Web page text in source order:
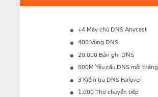
+4 Máy chủ DNS Anycast
400 Vùng DNS
20,000 Bản ghi DNS
500M Yêu cầu DNS mỗi tháng
3 Kiểm tra DNS Failover
1,000 Thư chuyển tiếp